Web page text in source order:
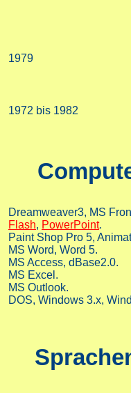
1979
1972 bis 1982
Dreamweaver3, MS
Flash, PowerPoint.
Paint Shop Pro 5,
MS Word, Word 5.
MS Access, dBase2.0.
MS Excel.
MS Outlook.
DOS, Windows 3.x,